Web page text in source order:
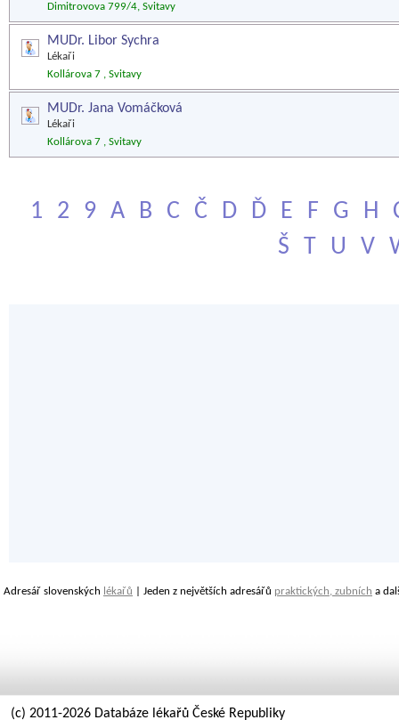
Dimitrovova 799/4, Svitavy
MUDr. Libor Sychra
Lékaři
Kollárova 7 , Svitavy
MUDr. Jana Vomáčková
Lékaři
Kollárova 7 , Svitavy
1 2 9 A B C Č D Ď E F G H
Š
T U V
Adresář slovenských lékařů | Jeden z největších adresářů praktických, zubních a
(c) 2011-2026 Databáze lékařů České Republiky